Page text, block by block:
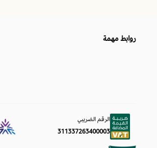
روابط مهمة
الرقم الضريبي
311337263400003